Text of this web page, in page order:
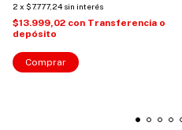
2 x $7.777,24 sin interés
$13.999,02 con Transferencia o
depósito
Comprar